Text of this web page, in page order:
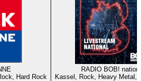
Hard Rock
RADIO BOB!
Kassel, Rock, Heavy Metal,